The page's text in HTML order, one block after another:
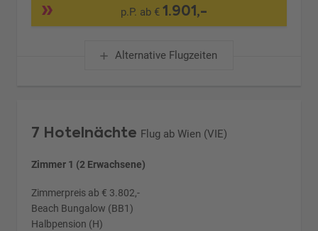
p.P. ab €1.901,-
Alternative Flugzeiten
7 Hotelnächte Flug ab Wien (VIE)
Zimmer 1 (2 Erwachsene)
Zimmerpreis ab € 3.802,-
Beach Bungalow (BB1)
Halbpension (H)